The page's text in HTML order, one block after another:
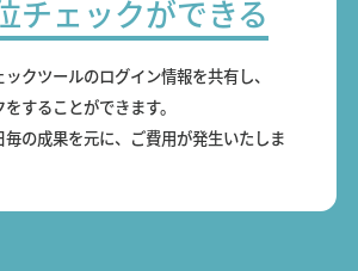
チェックができる
クツールのログイン情報を共有し、
することができます。
の成果を元に、ご費用が発生いたしま